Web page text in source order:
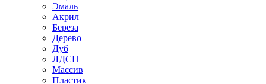
Эмаль
Акрил
Береза
Дерево
Дуб
ЛДСП
Массив
Пластик